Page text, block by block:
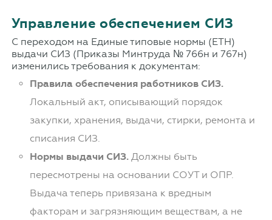
Управление обеспечением СИЗ
С переходом на Единые типовые нормы (ЕТН)
выдачи СИЗ (Приказы Минтруда № 766н и 767н)
изменились требования к документам:
Правила обеспечения работников СИЗ.
Локальный акт, описывающий порядок
закупки, хранения, выдачи, стирки, ремонта и
списания СИЗ.
Нормы выдачи СИЗ.Должны быть
пересмотрены на основании СОУТ и ОПР.
Выдача теперь привязана к вредным
факторам и загрязняющим веществам, а не